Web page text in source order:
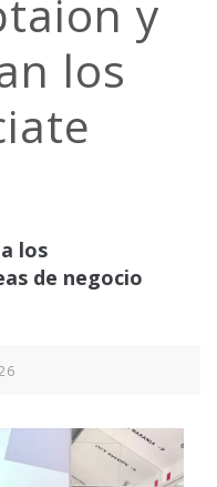
y
los
los
de negocio